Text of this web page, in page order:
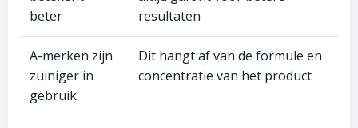
beter
resultaten
A-merken zijn
zuiniger in
gebruik
Dit hangt af van de formule en
concentratie van het product